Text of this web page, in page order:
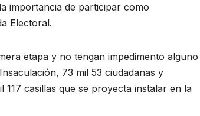
importancia de participar como
Electoral.
etapa y no tengan impedimento alguno
73 mil 53 ciudadanas y
casillas que se proyecta instalar en la